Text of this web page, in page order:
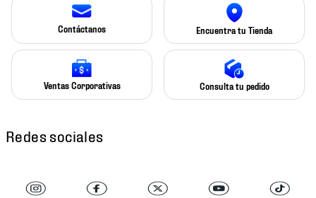
Contáctanos Encuentra tu Tienda
Ventas Corporativas Consulta tu pedido
Redes sociales